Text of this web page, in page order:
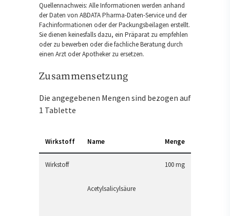
Quellennachweis: Alle Informationen werden anhand
der Daten von ABDATA Pharma-Daten-Service und der
Fachinformationen oder der Packungsbeilagen erstellt.
Sie dienen keinesfalls dazu, ein Präparat zu empfehlen
oder zu bewerben oder die fachliche Beratung durch
einen Arzt oder Apotheker zu ersetzen.
Zusammensetzung
Die angegebenen Mengen sind bezogen auf
1 Tablette
Wirkstoff Name Menge
Wirkstoff
Acetylsalicylsäure
100 mg